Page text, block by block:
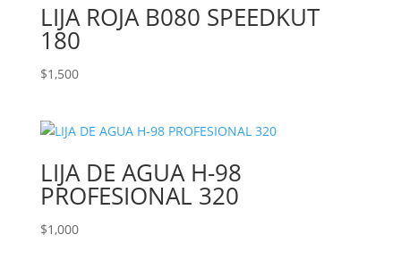
LIJA ROJA B080 SPEEDKUT
180
$1,500
LIJA DE AGUA H-98
PROFESIONAL 320
$1,000